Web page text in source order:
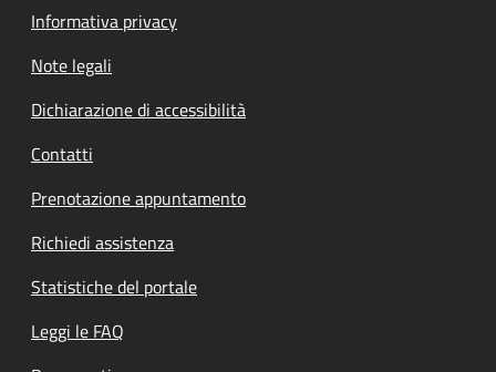
Informativa privacy
Note legali
Dichiarazione di accessibilità
Contatti
Prenotazione appuntamento
Richiedi assistenza
Statistiche del portale
Leggi le FAQ